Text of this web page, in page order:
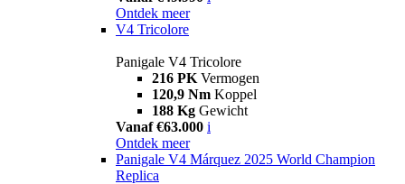
Ontdek meer
V4 Tricolore
Panigale V4 Tricolore
216 PK Vermogen
120,9 Nm Koppel
188 Kg Gewicht
Vanaf €63.000 i
Ontdek meer
Panigale V4 Márquez 2025 World Champion
Replica